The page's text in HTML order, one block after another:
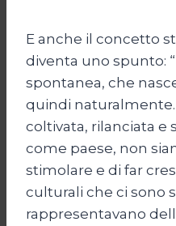
E anche il concetto
diventa uno spunto:
spontanea, che
quindi naturalmente.
coltivata, rilanciata e
come paese, non
stimolare e di far
culturali che ci sono
rappresentavano